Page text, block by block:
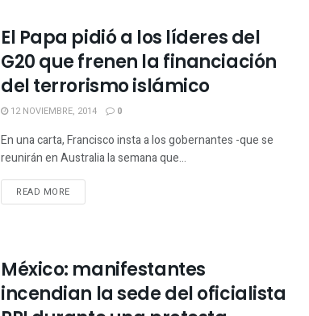
El Papa pidió a los líderes del
G20 que frenen la financiación
del terrorismo islámico
12 NOVIEMBRE, 2014 0
En una carta, Francisco insta a los gobernantes -que se
reunirán en Australia la semana que...
READ MORE
México: manifestantes
incendian la sede del oficialista